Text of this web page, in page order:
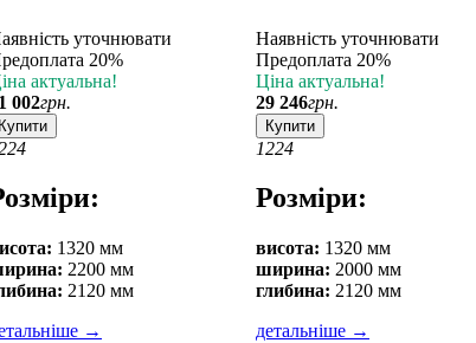
уточнювати
20%
актуальна!
002грн.
Купити
24
1320 мм
2200 мм
2120 мм
→
Наявність уточнювати
Предоплата 20%
Ціна актуальна!
29 246грн.
Купити
1224
Розміри:
висота: 1320 мм
ширина: 2000 мм
глибина: 2120 мм
детальніше →